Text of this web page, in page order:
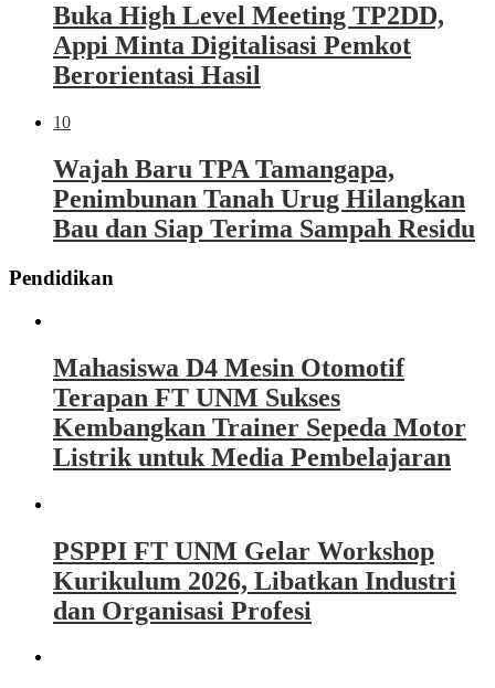
Buka High Level Meeting TP2DD,
Appi Minta Digitalisasi Pemkot
Berorientasi Hasil
10
Wajah Baru TPA Tamangapa,
Penimbunan Tanah Urug Hilangkan
Bau dan Siap Terima Sampah Residu
Pendidikan
Mahasiswa D4 Mesin Otomotif
Terapan FT UNM Sukses
Kembangkan Trainer Sepeda Motor
Listrik untuk Media Pembelajaran
PSPPI FT UNM Gelar Workshop
Kurikulum 2026, Libatkan Industri
dan Organisasi Profesi